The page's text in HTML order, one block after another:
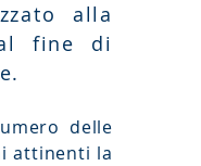
alla
fine di
delle
attinenti la